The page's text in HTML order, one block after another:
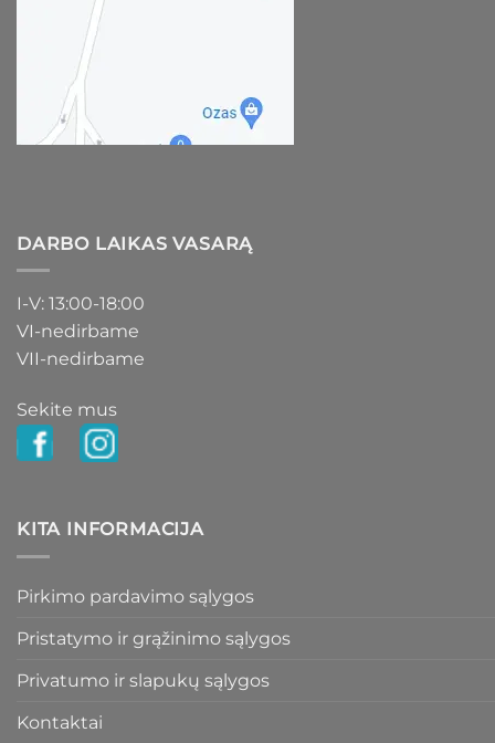
DARBO LAIKAS VASARĄ
I-V: 13:00-18:00
VI-nedirbame
VII-nedirbame
Sekite mus
KITA INFORMACIJA
Pirkimo pardavimo sąlygos
Pristatymo ir grąžinimo sąlygos
Privatumo ir slapukų sąlygos
Kontaktai